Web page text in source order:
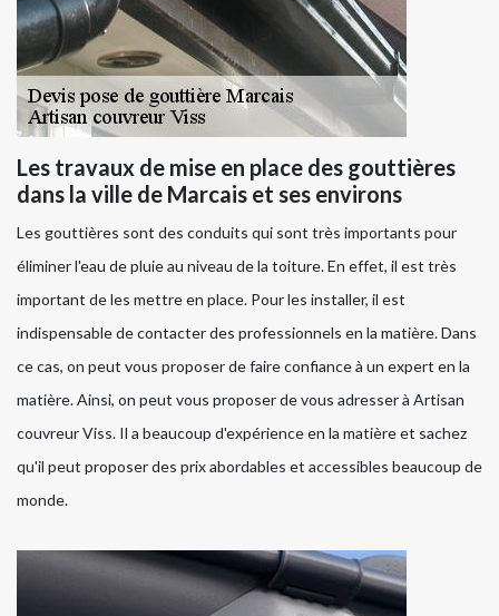
Les travaux de mise en place des gouttières
dans la ville de Marcais et ses environs
Les gouttières sont des conduits qui sont très importants pour
éliminer l'eau de pluie au niveau de la toiture. En effet, il est très
important de les mettre en place. Pour les installer, il est
indispensable de contacter des professionnels en la matière. Dans
ce cas, on peut vous proposer de faire confiance à un expert en la
matière. Ainsi, on peut vous proposer de vous adresser à Artisan
couvreur Viss. Il a beaucoup d'expérience en la matière et sachez
qu'il peut proposer des prix abordables et accessibles beaucoup de
monde.